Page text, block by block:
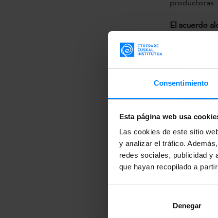
Consentimiento
Esta página web usa
Las cookies de este sitio
y analizar el tráfico.
redes sociales, publicidad y
que hayan recopilado a
Denegar
El acuerdo
de posibles
productoras
mercados y
The Docque
Zineuskadi)
Las